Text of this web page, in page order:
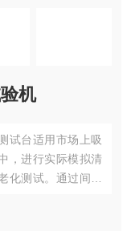
机
试台适用市场上吸
，进行实际模拟清
化测试。通过间隔
种中使用工况